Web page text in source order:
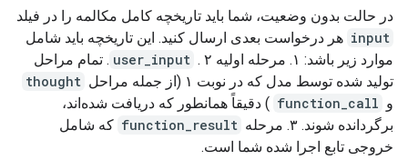
در حالت بدون وضعیت، شما باید تاریخچه کامل مکالمه را در فیلد
input هر درخواست بعدی ارسال کنید. این تاریخچه باید شامل
موارد زیر باشد: ۱. مرحله اولیه
user_input . ۲. تمام مراحل
تولید شده توسط مدل که در نوبت ۱ (از جمله مراحل
thought
و function_call ) دقیقاً همانطور که دریافت شده‌اند،
برگردانده شوند. ۳. مرحله
function_result که شامل
خروجی تابع اجرا شده شما است.